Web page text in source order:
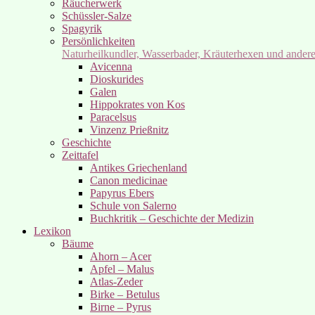
Räucherwerk
Schüssler-Salze
Spagyrik
Persönlichkeiten
Naturheilkundler, Wasserbader, Kräuterhexen und andere
Avicenna
Dioskurides
Galen
Hippokrates von Kos
Paracelsus
Vinzenz Prießnitz
Geschichte
Zeittafel
Antikes Griechenland
Canon medicinae
Papyrus Ebers
Schule von Salerno
Buchkritik – Geschichte der Medizin
Lexikon
Bäume
Ahorn – Acer
Apfel – Malus
Atlas-Zeder
Birke – Betulus
Birne – Pyrus